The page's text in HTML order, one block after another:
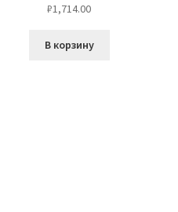
₽1,714.00
В корзину